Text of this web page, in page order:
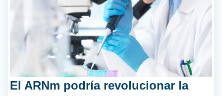
El ARNm podría revolucionar la